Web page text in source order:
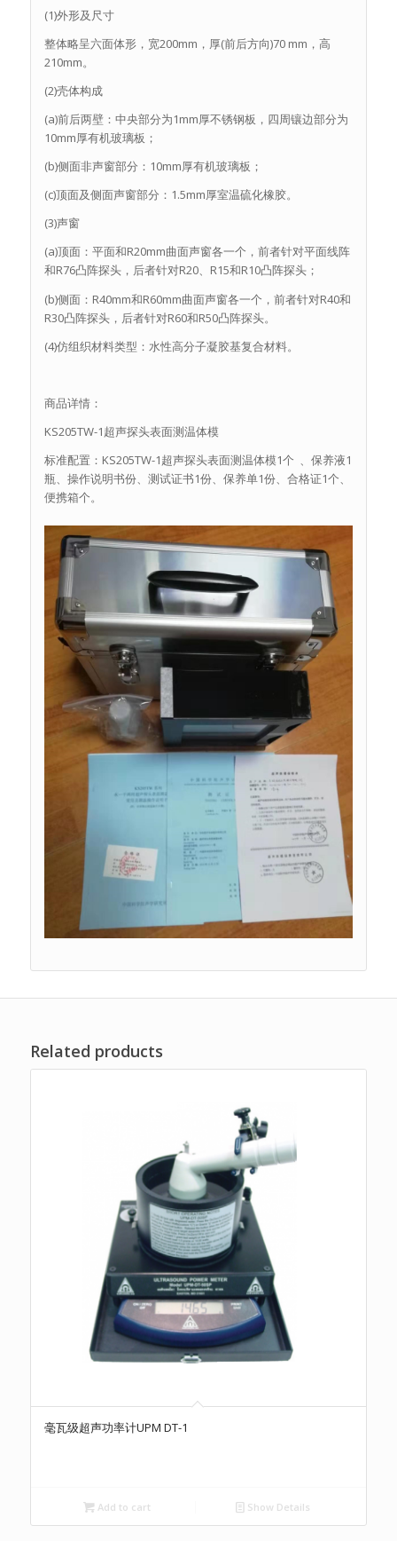
(1)外形及尺寸
整体略呈六面体形，宽200mm，厚(前后方向)70 mm，高
210mm。
(2)壳体构成
(a)前后两壁：中央部分为1mm厚不锈钢板，四周镶边部分为
10mm厚有机玻璃板；
(b)侧面非声窗部分：10mm厚有机玻璃板；
(c)顶面及侧面声窗部分：1.5mm厚室温硫化橡胶。
(3)声窗
(a)顶面：平面和R20mm曲面声窗各一个，前者针对平面线阵
和R76凸阵探头，后者针对R20、R15和R10凸阵探头；
(b)侧面：R40mm和R60mm曲面声窗各一个，前者针对R40和
R30凸阵探头，后者针对R60和R50凸阵探头。
(4)仿组织材料类型：水性高分子凝胶基复合材料。
商品详情：
KS205TW-1超声探头表面测温体模
标准配置：KS205TW-1超声探头表面测温体模1个 、保养液1
瓶、操作说明书份、测试证书1份、保养单1份、合格证1个、
便携箱个。
Related products
毫瓦级超声功率计UPM DT-1
Add to cart Show Details